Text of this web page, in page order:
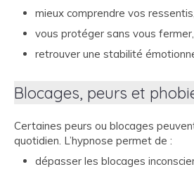
mieux comprendre vos ressentis,
vous protéger sans vous fermer,
retrouver une stabilité
Blocages, peurs et
Certaines peurs ou blocages
quotidien. L’hypnose permet de :
dépasser les blocages